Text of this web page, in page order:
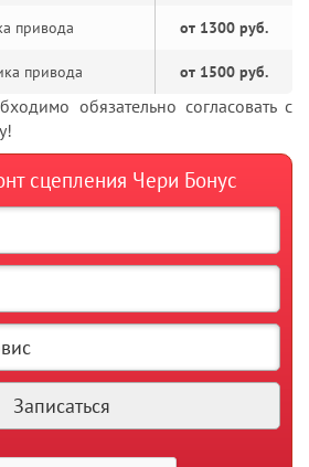
привода от 1300 руб.
привода от 1500 руб.
обязательно согласовать с
сцепления Чери Бонус